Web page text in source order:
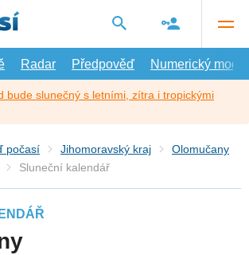
Radar Předpověď Numerický model
bude slunečný s letními, zítra i tropickými
počasí Jihomoravský kraj
Olomučany
Sluneční kalendář